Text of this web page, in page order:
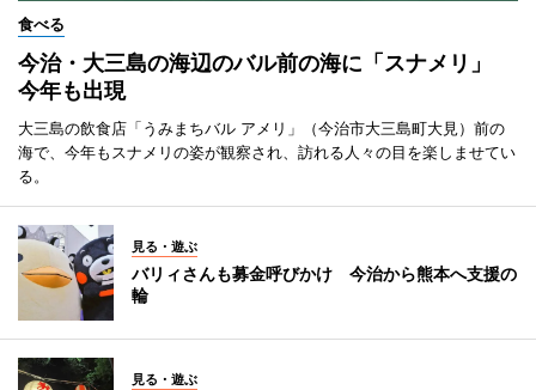
食べる
今治・大三島の海辺のバル前の海に「スナメリ」
今年も出現
大三島の飲食店「うみまちバル アメリ」（今治市大三島町大見）前の
海で、今年もスナメリの姿が観察され、訪れる人々の目を楽しませてい
る。
見る・遊ぶ
バリィさんも募金呼びかけ 今治から熊本へ支援の
輪
見る・遊ぶ